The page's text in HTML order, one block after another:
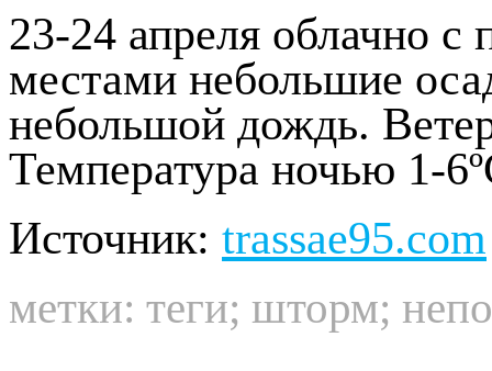
23-24 апреля облачно
местами небольшие
небольшой дождь.
Температура ночью 1-
Источник: trassae95.com
метки: теги; шторм;